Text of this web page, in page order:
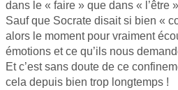
dans le « faire » que dans « l’être
Sauf que Socrate disait si bien «
alors le moment pour vraiment
émotions et ce qu’ils nous
Et c’est sans doute de ce
cela depuis bien trop longtemps !